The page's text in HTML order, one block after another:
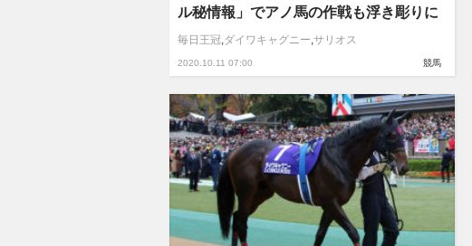
2020.10.11 07:00
ル秘情報」でアノ馬の作戦も浮き彫りに
毎日王冠,ダイワキャグニー,サリオス
競馬